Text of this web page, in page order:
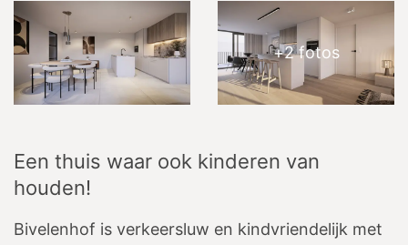
+2fotos
Een thuis waar ook kinderen van
houden!
Bivelenhof is verkeersluw en kindvriendelijk met